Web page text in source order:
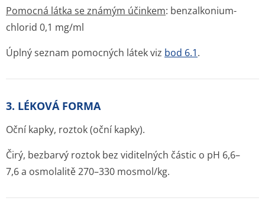
Pomocná látka se známým účinkem: benzalkonium-
chlorid 0,1 mg/ml
Úplný seznam pomocných látek viz bod 6.1.
3. LÉKOVÁ FORMA
Oční kapky, roztok (oční kapky).
Čirý, bezbarvý roztok bez viditelných částic o pH 6,6–
7,6 a osmolalitě 270–330 mosmol/kg.